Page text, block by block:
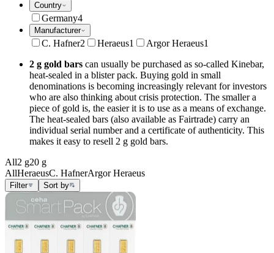
Country
Germany4
Manufacturer
C. Hafner2 Heraeus1 Argor Heraeus1
2 g gold bars can usually be purchased as so-called Kinebar,
heat-sealed in a blister pack. Buying gold in small
denominations is becoming increasingly relevant for investors
who are also thinking about crisis protection. The smaller a
piece of gold is, the easier it is to use as a means of exchange.
The heat-sealed bars (also available as Fairtrade) carry an
individual serial number and a certificate of authenticity. This
makes it easy to resell 2 g gold bars.
All2 g20 g
AllHeraeusC. HafnerArgor Heraeus
Filter Sort by